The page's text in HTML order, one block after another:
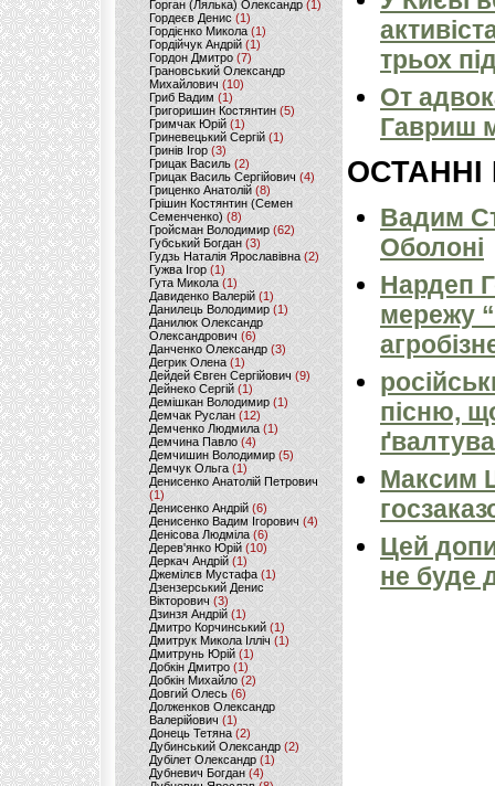
Горган (Лялька) Олександр(1)
Гордеєв Денис (1)
Гордієнко Микола (1)
Гордійчук Андрій (1)
Гордон Дмитро (7)
Грановський Олександр
Михайлович (10)
Гриб Вадим (1)
Григоришин Костянтин (5)
Гримчак Юрій(1)
Гриневецький Сергій(1)
Гринів Ігор (3)
Грицак Василь (2)
Грицак Василь Сергійович (4)
Гриценко Анатолій (8)
Грішин Костянтин (Семен
Семенченко)(8)
Гройсман Володимир(62)
Губський Богдан (3)
Гудзь Наталія Ярославівна(2)
Гужва Ігор (1)
Гута Микола (1)
Давиденко Валерій (1)
Данилець Володимир(1)
Данилюк Олександр
Олександрович (6)
Данченко Олександр (3)
Дегрик Олена(1)
Дейдей Євген Сергійович(9)
Дейнеко Сергій (1)
Демішкан Володимир(1)
Демчак Руслан (12)
Демченко Людмила (1)
Демчина Павло (4)
Демчишин Володимир (5)
Демчук Ольга(1)
Денисенко Анатолій Петрович
(1)
Денисенко Андрій (6)
Денисенко Вадим Ігорович (4)
Денісова Людміла(6)
Дерев'янко Юрій(10)
Деркач Андрій(1)
Джемілєв Мустафа (1)
Дзензерський Денис
Вікторович (3)
Дзинзя Андрій (1)
Дмитро Корчинський (1)
Дмитрук Микола Ілліч (1)
Дмитрунь Юрій (1)
Добкін Дмитро(1)
Добкін Михайло (2)
Довгий Олесь (6)
Долженков Олександр
Валерійович (1)
Донець Тетяна (2)
Дубинський Олександр(2)
Дубілет Олександр (1)
Дубневич Богдан (4)
трьох
От
Гавриш
ОСТАННІ
Вадим
Оболоні
Нардеп
мережу
пісню,
Максим
Цей
не буде